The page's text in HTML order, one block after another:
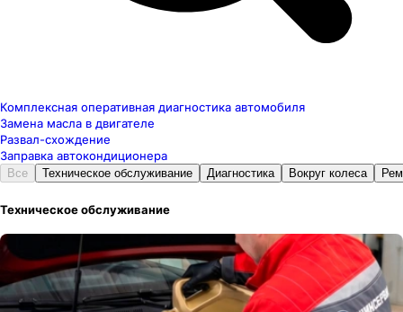
Комплексная оперативная диагностика автомобиля
Замена масла в двигателе
Развал-схождение
Заправка автокондиционера
Все Техническое обслуживание Диагностика Вокруг колеса
Техническое обслуживание